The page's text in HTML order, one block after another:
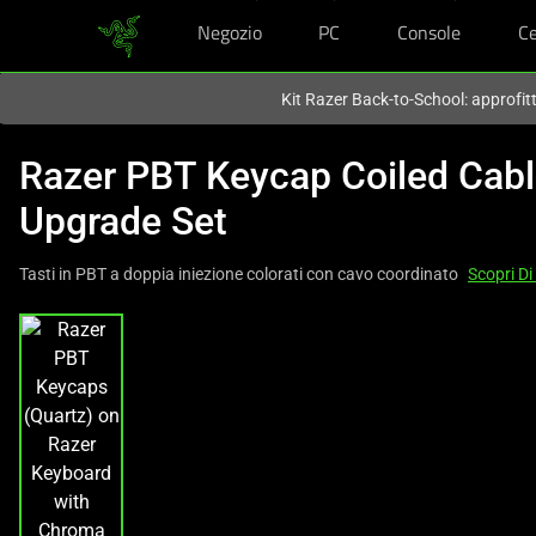
Negozio PC Console
Kit Razer Back-to-School:
Razer PBT Keycap Coiled
Upgrade Set
Tasti in PBT a doppia iniezione colorati con cavo coordinato Scopri Di
This
carousel
with
one
large
image